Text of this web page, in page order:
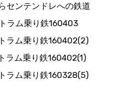
センテンドレへの鉄道
ラム乗り鉄160403
ラム乗り鉄160402(2)
ラム乗り鉄160402(1)
ラム乗り鉄160328(5)